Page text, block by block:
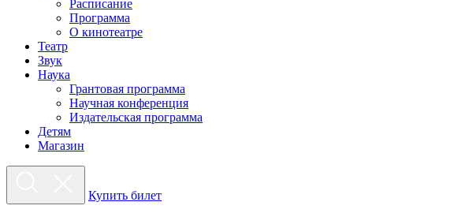
Расписание
Программа
О кинотеатре
Театр
Звук
Наука
Грантовая программа
Научная конференция
Издательская программа
Детям
Магазин
Купить билет